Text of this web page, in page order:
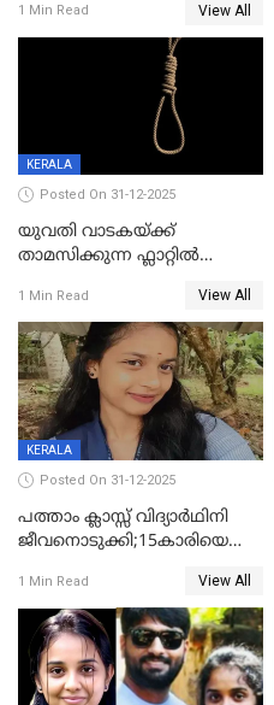
വധശ്രമക്കേസ് പ്രതി പിടിയിൽ
1 Min Read View All
KERALA
Posted On 31-12-2025
യുവതി വാടകയ്ക്ക്
താമസിക്കുന്ന ഫ്ലാറ്റില്‍
സംഭവം കൈതപ്പൊയിലില്‍
1 Min Read View All
KERALA
Posted On 31-12-2025
പത്താം ക്ലാസ്സ് വിദ്യാര്‍ഥിനി
ജീവനൊടുക്കി;15കാരിയെ
കിടപ്പുമുറിയില്‍ തൂങ്ങി മരിച്ച
നിലയിൽ
1 Min Read View All